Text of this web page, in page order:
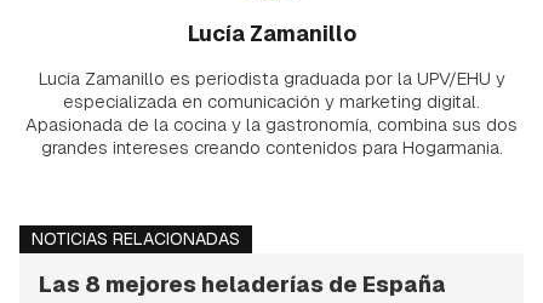
Lucía Zamanillo
Lucía Zamanillo es periodista graduada por la UPV/EHU y
especializada en comunicación y marketing digital.
Apasionada de la cocina y la gastronomía, combina sus dos
grandes intereses creando contenidos para Hogarmania.
NOTICIAS RELACIONADAS
Las 8 mejores heladerías de España